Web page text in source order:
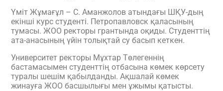
Үміт Жұмағұл – С. Аманжолов атындағы ШҚУ-дың
екінші курс студенті. Петропавловск қаласының
тумасы. ЖОО ректоры грантында оқиды. Студенттің
ата-анасының үйін толықтай су басып кеткен.
Университет ректоры Мұхтар Төлегеннің
бастамасымен студенттің отбасына көмек көрсету
туралы шешім қабылданды. Ақшалай көмек
жинауға ЖОО басшылығы мен ұжымы қатысты.